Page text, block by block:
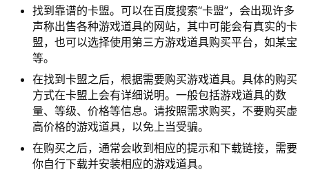
找到靠谱的卡盟。可以在百度搜索“卡盟”，会出现许多
声称出售各种游戏道具的网站，其中可能会有真实的卡
盟，也可以选择使用第三方游戏道具购买平台，如某宝
等。
在找到卡盟之后，根据需要购买游戏道具。具体的购买
方式在卡盟上会有详细说明。一般包括游戏道具的数
量、等级、价格等信息。请按照需求购买，不要购买虚
高价格的游戏道具，以免上当受骗。
在购买之后，通常会收到相应的提示和下载链接，需要
你自行下载并安装相应的游戏道具。